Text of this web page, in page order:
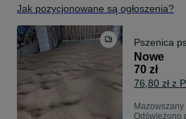
Jak pozycjonowane są ogłoszenia?
Pszenica
Nowe
70 zł
76,80 zł z
Mazowszany
Odświeżono